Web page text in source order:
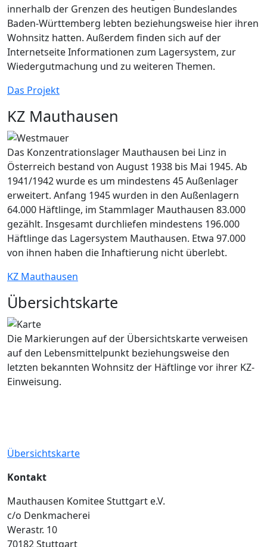
innerhalb der Grenzen des heutigen Bundeslandes
Baden-Württemberg lebten beziehungsweise hier ihren
Wohnsitz hatten. Außerdem finden sich auf der
Internetseite Informationen zum Lagersystem, zur
Wiedergutmachung und zu weiteren Themen.
Das Projekt
KZ Mauthausen
Das Konzentrationslager Mauthausen bei Linz in
Österreich bestand von August 1938 bis Mai 1945. Ab
1941/1942 wurde es um mindestens 45 Außenlager
erweitert. Anfang 1945 wurden in den Außenlagern
64.000 Häftlinge, im Stammlager Mauthausen 83.000
gezählt. Insgesamt durchliefen mindestens 196.000
Häftlinge das Lagersystem Mauthausen. Etwa 97.000
von ihnen haben die Inhaftierung nicht überlebt.
KZ Mauthausen
Übersichtskarte
Die Markierungen auf der Übersichtskarte verweisen
auf den Lebensmittelpunkt beziehungsweise den
letzten bekannten Wohnsitz der Häftlinge vor ihrer KZ-
Einweisung.
Übersichtskarte
Kontakt
Mauthausen Komitee Stuttgart e.V.
c/o Denkmacherei
Werastr. 10
70182 Stuttgart